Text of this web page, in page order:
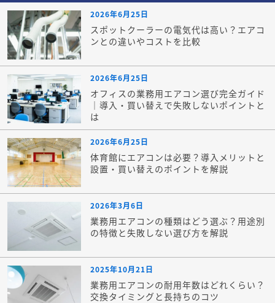
2026年6月25日
スポットクーラーの電気代は高い？エアコ
ンとの違いやコストを比較
2026年6月25日
オフィスの業務用エアコン選び完全ガイド
｜導入・買い替えで失敗しないポイントと
は
2026年6月25日
体育館にエアコンは必要？導入メリットと
設置・買い替えのポイントを解説
2026年3月6日
業務用エアコンの種類はどう選ぶ？用途別
の特徴と失敗しない選び方を解説
2025年10月21日
業務用エアコンの耐用年数はどれくらい？
交換タイミングと長持ちのコツ